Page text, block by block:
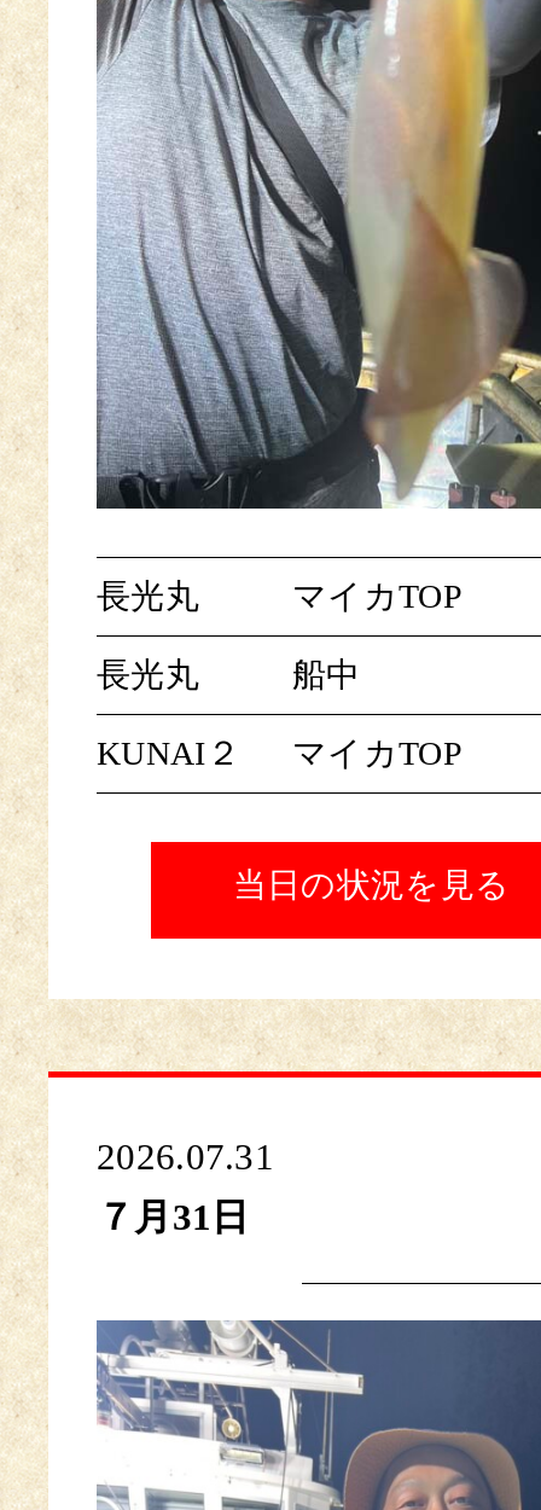
長光丸 マイカTOP
長光丸 船中
KUNAI２ マイカTOP
当日の状況を見る
2026.07.31
７月31日